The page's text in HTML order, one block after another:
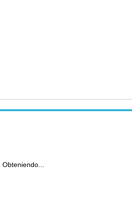
Obteniendo...